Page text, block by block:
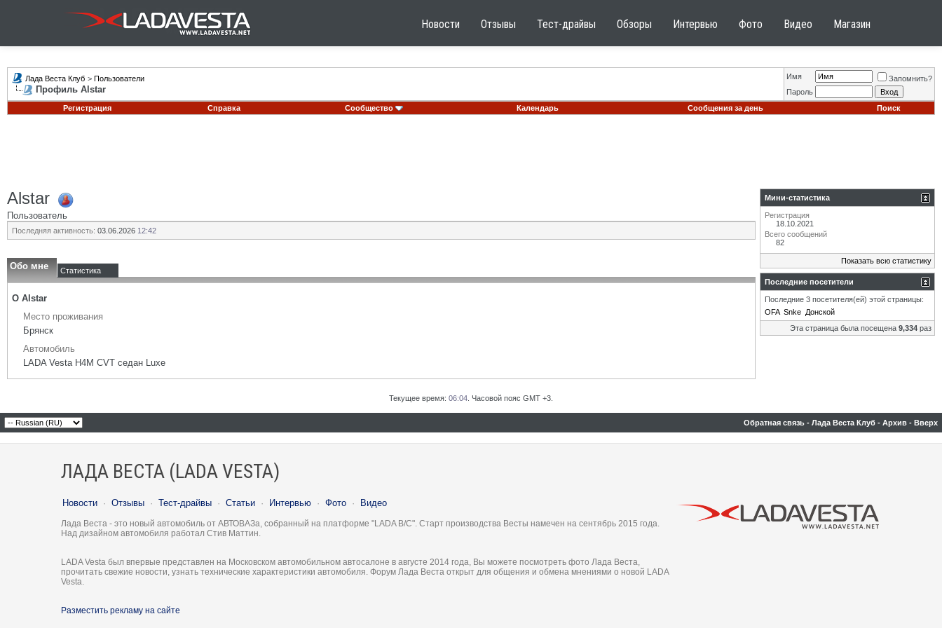
Новости Отзывы Тест-драйвы Обзоры Интервью Фото Видео Магазин
Лада Веста Клуб > Пользователи
Профиль Alstar
Имя
Запомнить?
Пароль
Регистрация
Справка Сообщество Календарь Сообщения за день Поиск
Alstar
Пользователь
Последняя активность: 03.06.2026 12:42
Обо мне Статистика
О Alstar
Место проживания
Брянск
Автомобиль
LADA Vesta H4M CVT седан Luxe
Мини-статистика
Регистрация
18.10.2021
Всего сообщений
82
Показать всю статистику
Последние посетители
Последние 3 посетителя(ей) этой страницы:
OFA Snke Донской
Эта страница была посещена 9,334 раз
Текущее время: 06:04 . Часовой пояс GMT +3.
Обратная связь - Лада Веста Клуб - Архив - Вверх
ЛАДА ВЕСТА (LADA VESTA)
Новости · Отзывы · Тест-драйвы · Статьи · Интервью · Фото · Видео
Лада Веста - это новый автомобиль от АВТОВАЗа, собранный на платформе "LADA B/C". Старт производства Весты намечен на сентябрь 2015 года.
Над дизайном автомобиля работал Стив Маттин.
LADA Vesta был впервые представлен на Московском автомобильном автосалоне в августе 2014 года, Вы можете посмотреть фото Лада Веста,
прочитать свежие новости, узнать технические характеристики автомобиля. Форум Лада Веста открыт для общения и обмена мнениями о новой LADA
Vesta.
Разместить рекламу на сайте